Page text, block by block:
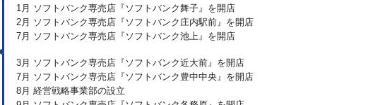
1月 ソフトバンク専売店『ソフトバンク舞子』を開店
2月 ソフトバンク専売店『ソフトバンク庄内駅前』を開店
7月 ソフトバンク専売店『ソフトバンク池上』を開店
3月 ソフトバンク専売店『ソフトバンク近大前』を開店
7月 ソフトバンク専売店『ソフトバンク豊中中央』を開店
8月 経営戦略事業部の設立